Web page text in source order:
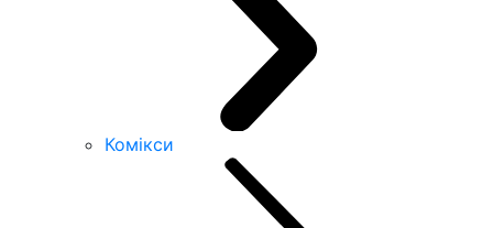
Комікси